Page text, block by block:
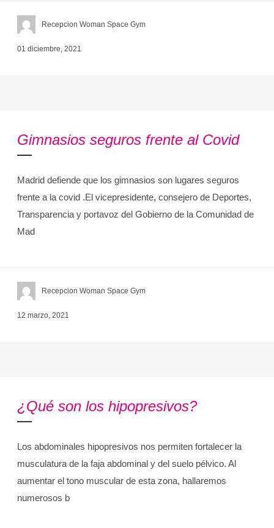
Recepcion Woman Space Gym
01 diciembre, 2021
Gimnasios seguros frente al Covid
Madrid defiende que los gimnasios son lugares seguros
frente a la covid .El vicepresidente, consejero de Deportes,
Transparencia y portavoz del Gobierno de la Comunidad de
Mad
Recepcion Woman Space Gym
12 marzo, 2021
¿Qué son los hipopresivos?
Los abdominales hipopresivos nos permiten fortalecer la
musculatura de la faja abdominal y del suelo pélvico. Al
aumentar el tono muscular de esta zona, hallaremos
numerosos b